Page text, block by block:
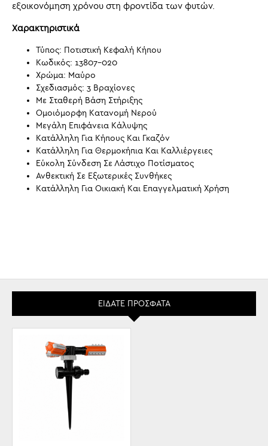
εξοικονόμηση χρόνου στη φροντίδα των φυτών.
Χαρακτηριστικά
Τύπος: Ποτιστική Κεφαλή Κήπου
Κωδικός: 13807-020
Χρώμα: Μαύρο
Σχεδιασμός: 3 Βραχίονες
Με Σταθερή Βάση Στήριξης
Ομοιόμορφη Κατανομή Νερού
Μεγάλη Επιφάνεια Κάλυψης
Κατάλληλη Για Κήπους Και Γκαζόν
Κατάλληλη Για Θερμοκήπια Και Καλλιέργειες
Εύκολη Σύνδεση Σε Λάστιχο Ποτίσματος
Ανθεκτική Σε Εξωτερικές Συνθήκες
Κατάλληλη Για Οικιακή Και Επαγγελματική Χρήση
ΕΊΔΑΤΕ ΠΡΌΣΦΑΤΑ